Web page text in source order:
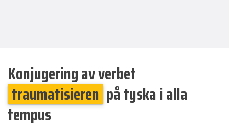
Konjugering av verbet
traumatisieren på tyska i alla
tempus